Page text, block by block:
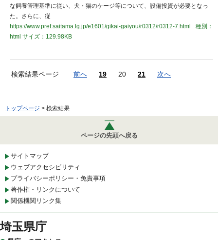
な飼養管理基準に従い、犬・猫のケージ等について、設備投資が必要となっ
た。さらに、従
https://www.pref.saitama.lg.jp/e1601/gikai-gaiyou/r0312/r0312-7.html
種別：
html サイズ：129.98KB
検索結果ページ 前へ 19 20 21 次へ
トップページ > 検索結果
ページの先頭へ戻る
サイトマップ
ウェブアクセシビリティ
プライバシーポリシー・免責事項
著作権・リンクについて
関係機関リンク集
埼玉県庁